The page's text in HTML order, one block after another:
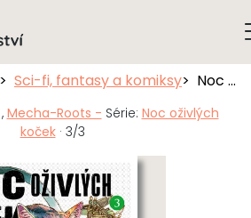
Sci-fi, fantasy a komiksy Noc oživlých koček 3
, Mecha-Roots - Série: Noc oživlých
koček· 3/3